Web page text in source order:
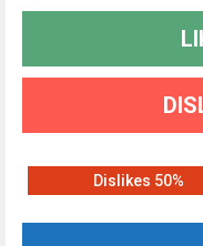
50% Dislikes